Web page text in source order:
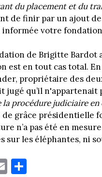
du placement et du
de finir par un ajout
votre
de Brigitte Bardot
est en tout cas total.
propriétaire des
jugé qu’il
la procédure judiciaire en
de grâce présidentielle
n’a pas été en
sur les éléphantes, ni
E